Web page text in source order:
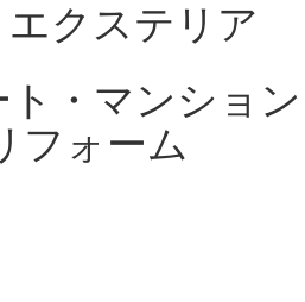
エクステリア
ト・マンション
フォーム